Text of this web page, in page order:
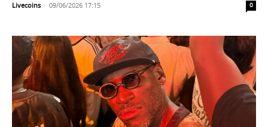
Livecoins - 09/06/2026 17:15 0